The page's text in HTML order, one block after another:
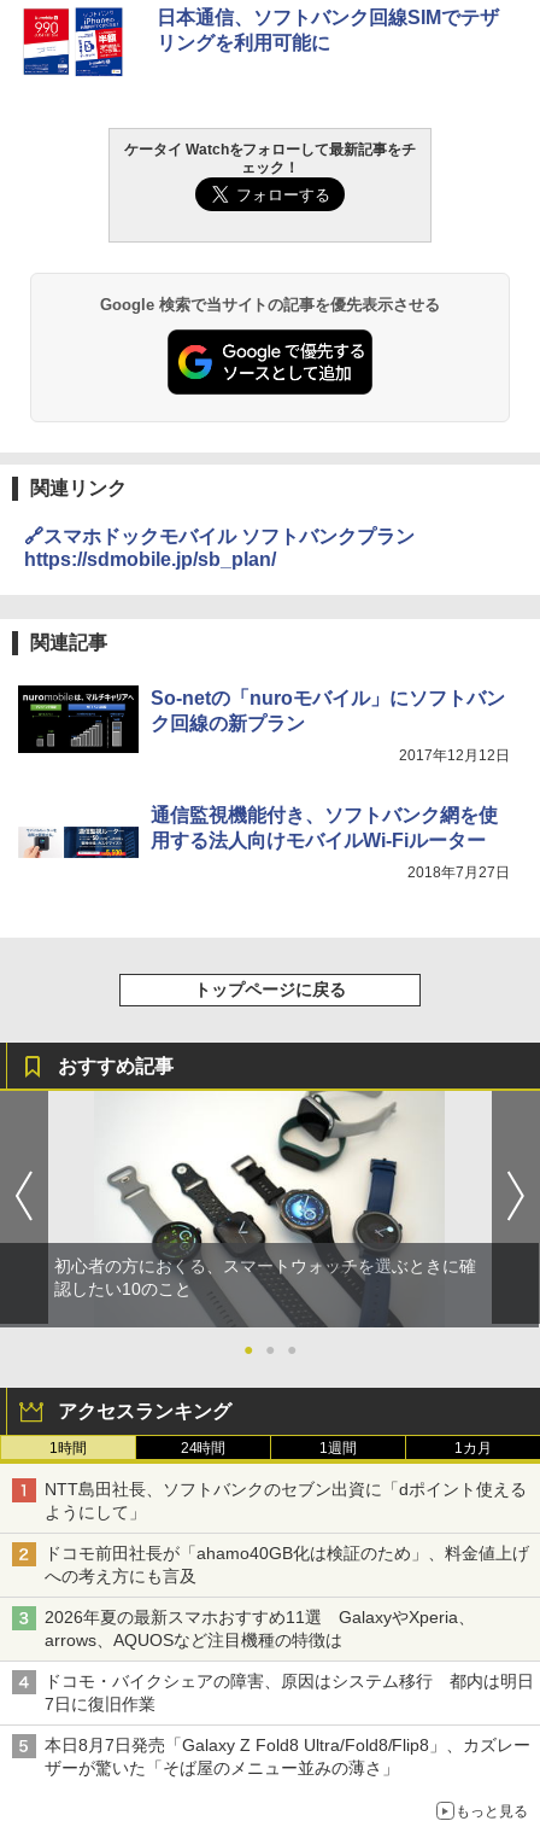
日本通信、ソフトバンク回線SIMでテザ
リングを利用可能に
ケータイ Watchをフォローして最新記事をチ
ェック！
Google 検索で当サイトの記事を優先表示させる
関連リンク
🔗スマホドックモバイル ソフトバンクプラン
https://sdmobile.jp/sb_plan/
関連記事
So-netの「nuroモバイル」にソフトバン
ク回線の新プラン
2017年12月12日
通信監視機能付き、ソフトバンク網を使
用する法人向けモバイルWi-Fiルーター
2018年7月27日
トップページに戻る
おすすめ記事
初心者の方におくる、スマートウォッチを選ぶときに確
認したい10のこと
● ● ●
アクセスランキング
1時間 24時間 1週間 1カ月
NTT島田社長、ソフトバンクのセブン出資に「dポイント使える
ようにして」
ドコモ前田社長が「ahamo40GB化は検証のため」、料金値上げ
への考え方にも言及
2026年夏の最新スマホおすすめ11選 GalaxyやXperia、
arrows、AQUOSなど注目機種の特徴は
ドコモ・バイクシェアの障害、原因はシステム移行 都内は明日
7日に復旧作業
本日8月7日発売「Galaxy Z Fold8 Ultra/Fold8/Flip8」、カズレー
ザーが驚いた「そば屋のメニュー並みの薄さ」
もっと見る